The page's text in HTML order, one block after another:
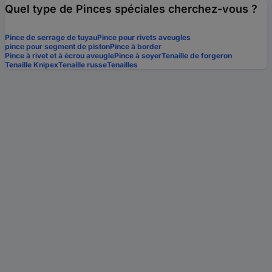
Quel type de Pinces spéciales cherchez-vous ?
Pince de serrage de tuyauPince pour rivets aveugles
pince pour segment de pistonPince à border
Pince à rivet et à écrou aveuglePince à soyerTenaille de forgeron
Tenaille KnipexTenaille russeTenailles